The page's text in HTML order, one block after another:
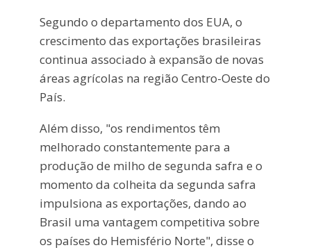
Segundo o departamento dos EUA, o
crescimento das exportações brasileiras
continua associado à expansão de novas
áreas agrícolas na região Centro-Oeste do
País.
Além disso, "os rendimentos têm
melhorado constantemente para a
produção de milho de segunda safra e o
momento da colheita da segunda safra
impulsiona as exportações, dando ao
Brasil uma vantagem competitiva sobre
os países do Hemisfério Norte", disse o